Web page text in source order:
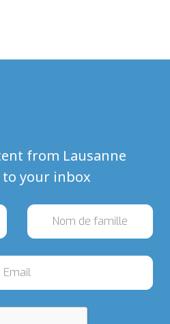
from Lausanne
your inbox